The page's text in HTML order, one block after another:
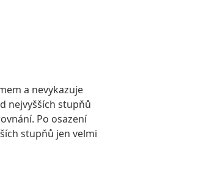
a nevykazuje
nejvyšších stupňů
Po osazení
stupňů jen velmi